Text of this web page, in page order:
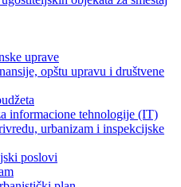
uprave
opštu upravu i društvene
informacione tehnologije (IT)
urbanizam i inspekcijske
poslovi